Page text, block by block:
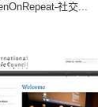
社交...